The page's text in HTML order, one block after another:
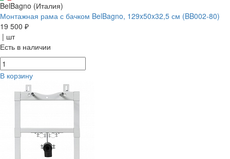
BelBagno (Италия)
Монтажная рама с бачком BelBagno, 129x50x32,5 см (BB002-80)
19 500 ₽
| шт
Есть в наличии
В корзину